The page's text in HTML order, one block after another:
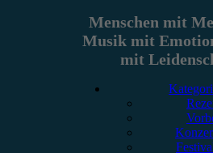
Menschen mit
Musik mit
mit